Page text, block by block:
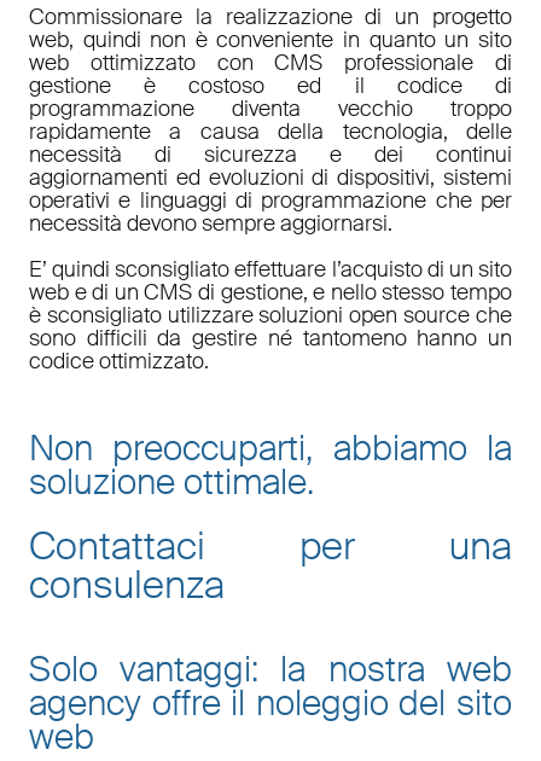
Commissionare la realizzazione di un progetto
web, quindi non è conveniente in quanto un sito
web ottimizzato con CMS professionale di
gestione è costoso ed il codice di
programmazione diventa vecchio troppo
rapidamente a causa della tecnologia, delle
necessità di sicurezza e dei continui
aggiornamenti ed evoluzioni di dispositivi, sistemi
operativi e linguaggi di programmazione che per
necessità devono sempre aggiornarsi.
E’ quindi sconsigliato effettuare l’acquisto di un sito
web e di un CMS di gestione, e nello stesso tempo
è sconsigliato utilizzare soluzioni open source che
sono difficili da gestire né tantomeno hanno un
codice ottimizzato.
Non preoccuparti, abbiamo la
soluzione ottimale.
Contattaci per una
consulenza
Solo vantaggi: la nostra web
agency offre il noleggio del sito
web